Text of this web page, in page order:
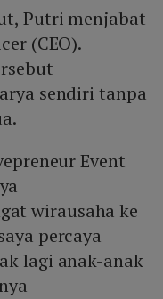
Putri menjabat
(CEO).
sendiri tanpa
Event
wirausaha ke
percaya
lagi anak-anak